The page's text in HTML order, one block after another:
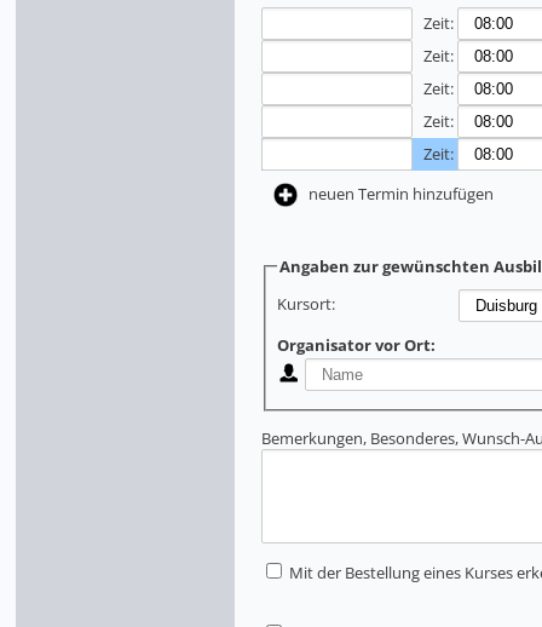
Zeit:
Zeit:
Zeit:
Zeit:
Zeit:
neuen Termin hinzufügen
Angaben zur gewünschten
Kursort:
Organisator vor Ort:
Bemerkungen, Besonderes, Wunsch-
Mit der Bestellung eines Kurses